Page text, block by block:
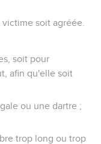
soit agréée.
soit pour
afin qu'elle soit
ou une dartre ;
trop long ou trop